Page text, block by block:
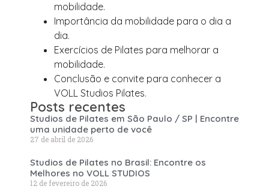
mobilidade.
Importância da mobilidade para o dia a
dia.
Exercícios de Pilates para melhorar a
mobilidade.
Conclusão e convite para conhecer a
VOLL Studios Pilates.
Posts recentes
Studios de Pilates em São Paulo / SP | Encontre
uma unidade perto de você
27 de abril de 2026
Studios de Pilates no Brasil: Encontre os
Melhores no VOLL STUDIOS
12 de fevereiro de 2026